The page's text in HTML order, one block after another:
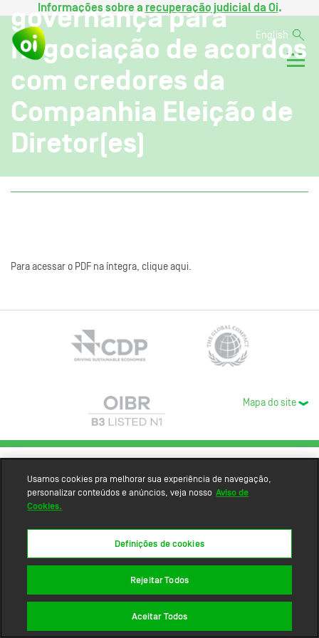
Informações sobre a recuperação judicial da Oi.
English
governança para
negociação de acordos
com credores da
Companhia Eleição de
Diretor(es)
Para acessar o PDF na íntegra, clique aqui.
Mapa do site
Usamos cookies pra melhorar sua experiência de navegação,
personalizar conteúdos e anúncios, veja nosso Aviso de
Cookies.
Definições de cookies
Rejeitar Todos
Aceitar Todos